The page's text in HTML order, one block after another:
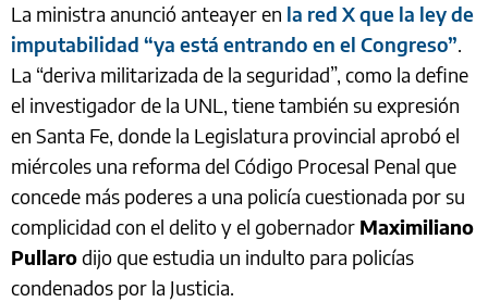
La ministra anunció anteayer en la red X que la ley de
imputabilidad “ya está entrando en el Congreso”.
La “deriva militarizada de la seguridad”, como la define
el investigador de la UNL, tiene también su expresión
en Santa Fe, donde la Legislatura provincial aprobó el
miércoles una reforma del Código Procesal Penal que
concede más poderes a una policía cuestionada por su
complicidad con el delito y el gobernador Maximiliano
Pullarodijo que estudia un indulto para policías
condenados por la Justicia.